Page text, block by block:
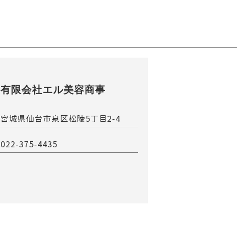
有限会社エル美容商事
宮城県仙台市泉区松陵5丁目2-4
022-375-4435